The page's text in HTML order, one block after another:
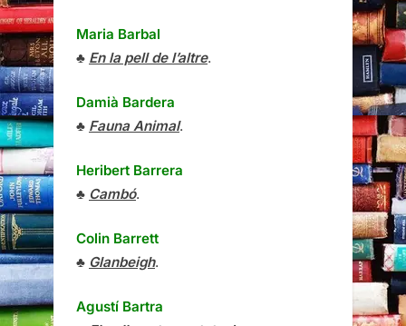
Maria Barbal
♣ En la pell de l’altre.
Damià Bardera
♣ Fauna Animal.
Heribert Barrera
♣ Cambó.
Colin Barrett
♣ Glanbeigh.
Agustí Bartra